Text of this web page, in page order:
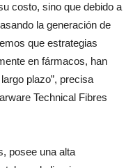
costo, sino que debido a
la generación de
que estrategias
en fármacos, han
plazo”, precisa
Technical Fibres
posee una alta